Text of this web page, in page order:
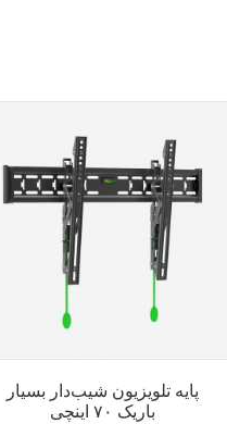
پایه تلویزیون شیب‌دار بسیار
باریک ۷۰ اینچی